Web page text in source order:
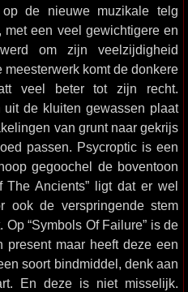
de nieuwe muzikale telg
een veel gewichtigere en
om zijn veelzijdigheid
komt de donkere
veel beter tot zijn recht.
uit de kluiten gewassen plaat
van grunt naar gekrijs
passen. Psycroptic is een
gegoochel de boventoon
The Ancients” ligt dat er wel
ook de verspringende stem
“Symbols Of Failure” is de
maar heeft deze een
soort bindmiddel, denk aan
En deze is niet misselijk.